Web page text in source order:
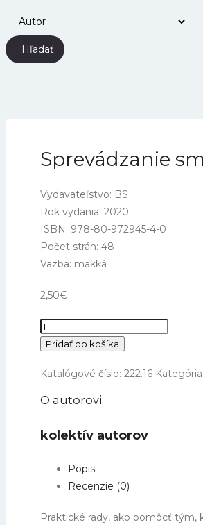
Hľadať
Sprevádzanie
Vydavateľstvo: BS
Rok vydania: 2020
ISBN: 978-80-972945-4-0
Počet strán: 48
Väzba: mäkká
2,50€
množstvo
Sprevádzanie
Pridať do košíka
Katalógové číslo: 222.16 Kategória:
O autorovi
kolektív autorov
Popis
Recenzie (0)
Praktické rady, ako pomôcť